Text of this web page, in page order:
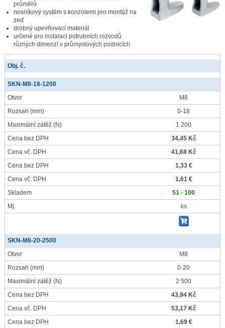
průměrů
nosníkový systém s konzolemi pro montáž na
zeď
drobný upevňovací materiál
určené pro instalaci potrubních rozvodů
různých dimenzí v průmyslových podnicích
Obj. č.
SKN-M8-18-1200
Otvor
M8
Rozsah (mm)
0-18
Maximální zátěž (N)
1 200
Cena bez DPH
34,45 Kč
Cena vč. DPH
41,68 Kč
Cena bez DPH
1,33 €
Cena vč. DPH
1,61 €
Skladem
51 - 100
Mj
ks
SKN-M8-20-2500
Otvor
M8
Rozsah (mm)
0-20
Maximální zátěž (N)
2 500
Cena bez DPH
43,94 Kč
Cena vč. DPH
53,17 Kč
Cena bez DPH
1,69 €